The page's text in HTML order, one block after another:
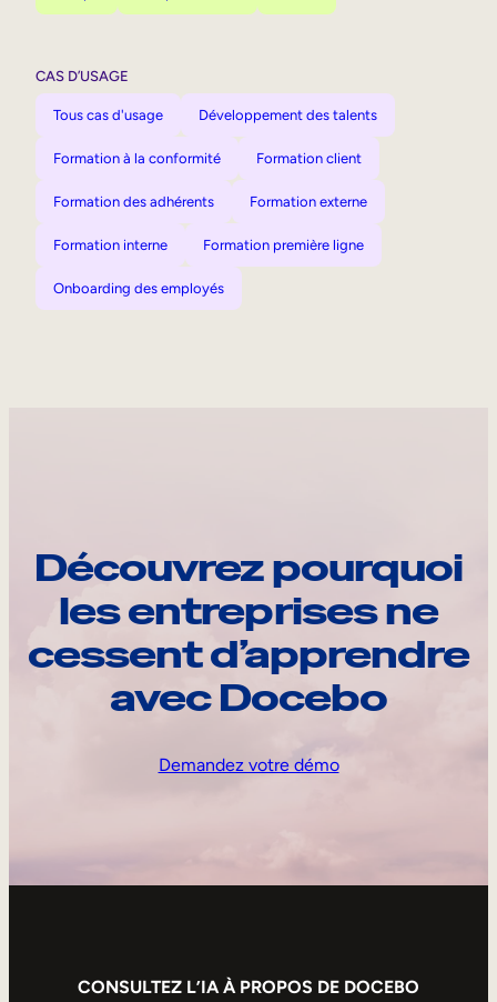
CAS D’USAGE
Tous cas d'usage Développement des talents
Formation à la conformité Formation client
Formation des adhérents Formation externe
Formation interne Formation première ligne
Onboarding des employés
Découvrez pourquoi
les entreprises ne
cessent d’apprendre
avec Docebo
Demandez votre démo
CONSULTEZ L’IA À PROPOS DE DOCEBO